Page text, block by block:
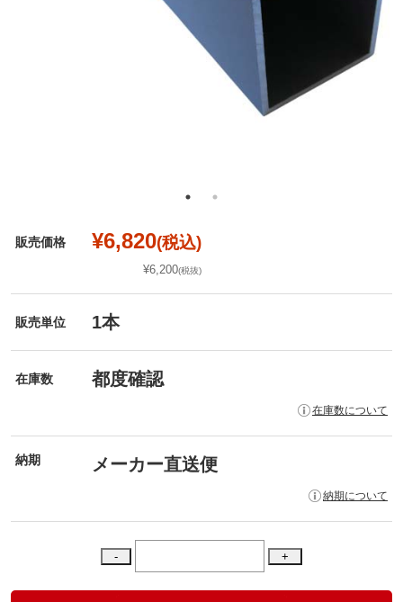
販売価格 ¥6,820(税込)
¥6,200(税抜)
販売単位 1本
在庫数 都度確認
在庫数について
納期 メーカー直送便
納期について